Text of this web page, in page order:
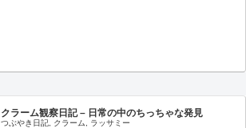
クラーム観察日記 – 日常の中のちっちゃな発見
つぶやき日記, クラーム, ラッサミー